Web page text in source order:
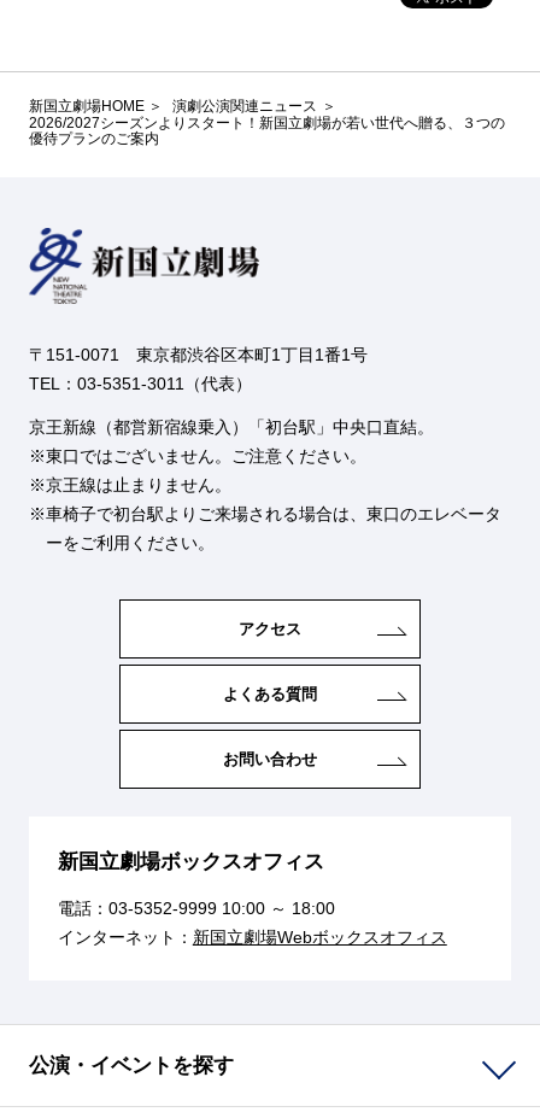
新国立劇場HOME
演劇公演関連ニュース
2026/2027シーズンよりスタート！新国立劇場が若い世代へ贈る、３つの
優待プランのご案内
〒151-0071 東京都渋谷区本町1丁目1番1号
TEL：03-5351-3011（代表）
京王新線（都営新宿線乗入）「初台駅」中央口直結。
東口ではございません。ご注意ください。
京王線は止まりません。
車椅子で初台駅よりご来場される場合は、東口のエレベータ
ーをご利用ください。
アクセス
よくある質問
お問い合わせ
新国立劇場ボックスオフィス
電話： 03-5352-999910:00 ～ 18:00
インターネット： 新国立劇場Webボックスオフィス
公演・イベントを探す